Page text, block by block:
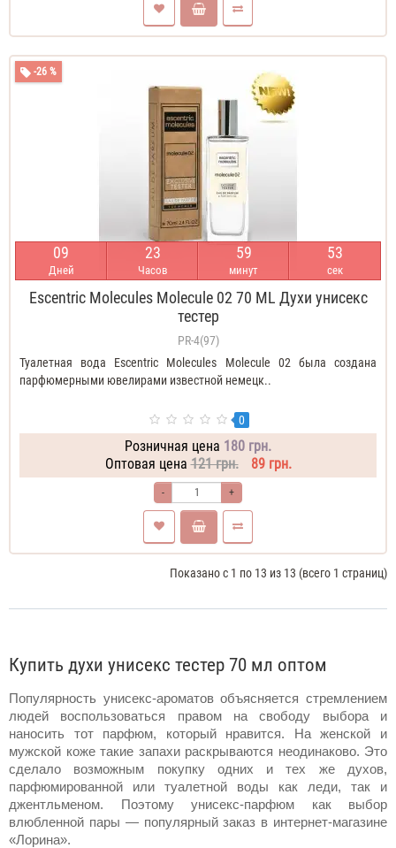
-26 %
09
Дней
23
Часов
59
минут
52
сек
Escentric Molecules Molecule 02 70 ML Духи унисекс
тестер
PR-4(97)
Туалетная вода Escentric Molecules Molecule 02 была создана
парфюмерными ювелирами известной немецк..
0
Розничная цена 180 грн.
Оптовая цена 121 грн. 89 грн.
- +
Показано с 1 по 13 из 13 (всего 1 страниц)
Купить духи унисекс тестер 70 мл оптом
Популярность унисекс-ароматов объясняется стремлением
людей воспользоваться правом на свободу выбора и
наносить тот парфюм, который нравится. На женской и
мужской коже такие запахи раскрываются неодинаково. Это
парфюмированной или туалетной воды как леди, так и
джентльменом. Поэтому унисекс-парфюм как выбор
влюбленной пары — популярный заказ в интернет-магазине
«Лорина».